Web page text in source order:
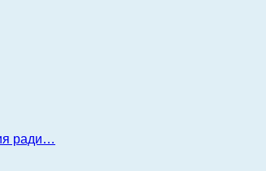
ради…